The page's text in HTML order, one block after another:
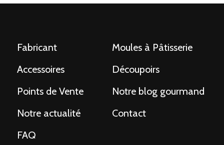
Fabricant
Moules à Pâtisserie
Accessoires
Découpoirs
Points de Vente
Notre blog gourmand
Notre actualité
Contact
FAQ